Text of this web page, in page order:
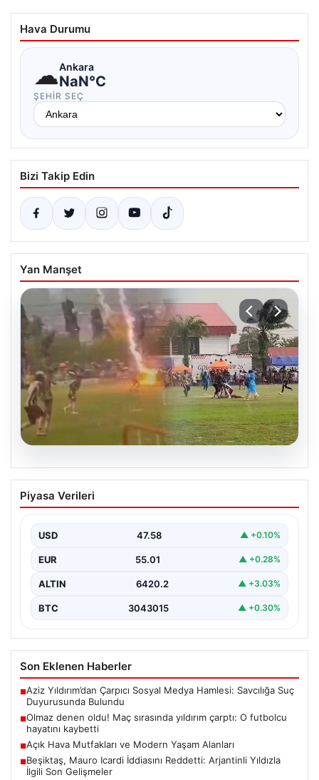
Hava Durumu
☁Ankara
NaN°C
ŞEHIR SEÇ
Bizi Takip Edin
Yan Manşet
Olmaz denen oldu! Maç sırasında
yıldırım çarptı: O futbolcu hayatını
Piyasa Verileri
USD 47.58 ▲ +0.10%
EUR 55.01 ▲ +0.28%
ALTIN 6420.2 ▲ +3.03%
BTC 3043015 ▲ +0.30%
Son Eklenen Haberler
■Aziz Yıldırım’dan Çarpıcı Sosyal Medya Hamlesi: Savcılığa Suç
Duyurusunda Bulundu
■Olmaz denen oldu! Maç sırasında yıldırım çarptı: O futbolcu
hayatını kaybetti
■Açık Hava Mutfakları ve Modern Yaşam Alanları
■Beşiktaş, Mauro Icardi İddiasını Reddetti: Arjantinli Yıldızla
İlgili Son Gelişmeler